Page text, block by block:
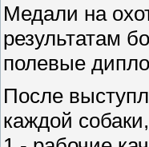
Медали на
результатам
полевые
После
каждой